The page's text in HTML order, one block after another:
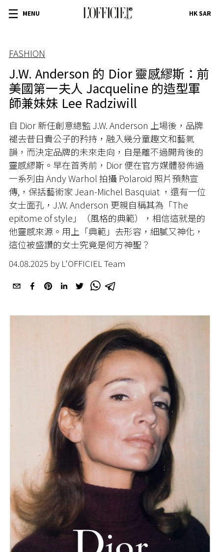
MENU HK SAR
FASHION
J.W. Anderson 的 Dior 靈感繆斯：前
美國第一夫人 Jacqueline 的造型軍
師兼妹妹 Lee Radziwill
自 Dior 新任創意總監 J.W. Anderson 上場後，品牌
褪去昔日貴公子的矜持，融入幾分童趣文和藝氣
韻，而決定品牌的未來走向，自是離不過開背後的
靈感繆斯。早在首秀前，Dior 便在官方媒體發佈過
一系列由 Andy Warhol 拍攝 Polaroid 照片預熱宣
傳,，保括藝術家 Jean-Michel Basquiat ，還有一位
女士面孔，J.W. Anderson 更親自稱其為「The
epitome of style」（風格的典範），相信這就是的
他靈感來源。用上「典範」去形容，細膩又神化，
這位被盛讚的女士究竟是何方神聖？
04.08.2025 by L'OFFICIEL Team